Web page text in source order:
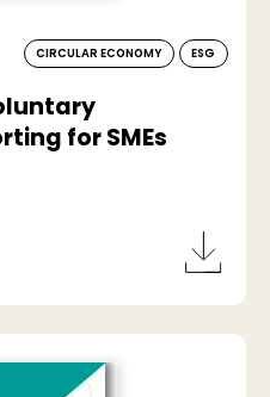
CIRCULAR ECONOMY ESG
for SMEs